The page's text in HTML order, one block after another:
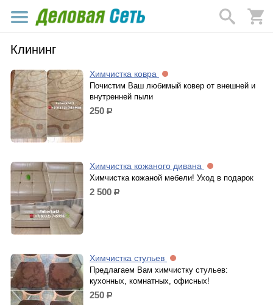
Клининг
Химчистка ковра
Почистим Ваш любимый ковер от внешней и
внутренней пыли
250 р.
Химчистка кожаного дивана
Химчистка кожаной мебели! Уход в подарок
2 500 р.
Химчистка стульев
Предлагаем Вам химчистку стульев:
кухонных, комнатных, офисных!
250 р.